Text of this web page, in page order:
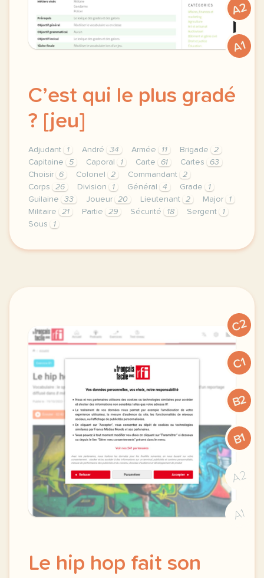
A2
A1
C’est qui le plus gradé
? [jeu]
Adjudant 1 André 34 Armée 11 Brigade
2
Capitaine
5 Caporal 1 Carte 61 Cartes
63
Choisir
6 Colonel 2 Commandant
2
Corps
26 Division 1 Général 4 Grade
1
Guilaine
33 Joueur 20 Lieutenant 2 Major
1
Militaire
21 Partie 29 Sécurité 18 Sergent
1
Sous
1
theme securite duree 30 minutes niveau a1
C2
C1
B2
B1
A2
A1
Le hip hop fait son